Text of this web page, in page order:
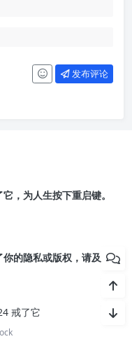
发布评论
，为人生按下重启键。
的隐私或版权，请及时联
戒了它